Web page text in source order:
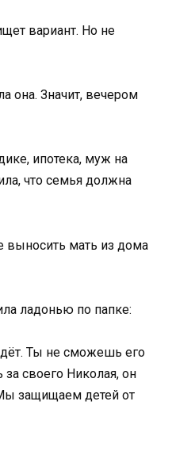
вариант. Но не
она. Значит, вечером
ипотека, муж на
что семья должна
выносить мать из дома
ладонью по папке:
Ты не сможешь его
своего Николая, он
защищаем детей от